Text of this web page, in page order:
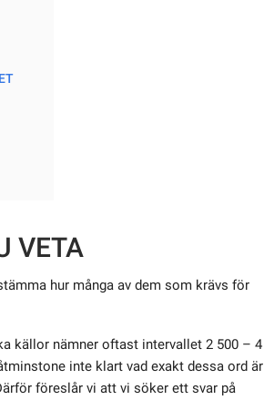
VETA
hur många av dem som krävs för
källor nämner oftast intervallet 2 500 – 4
inte klart vad exakt dessa ord är
föreslår vi att vi söker ett svar på